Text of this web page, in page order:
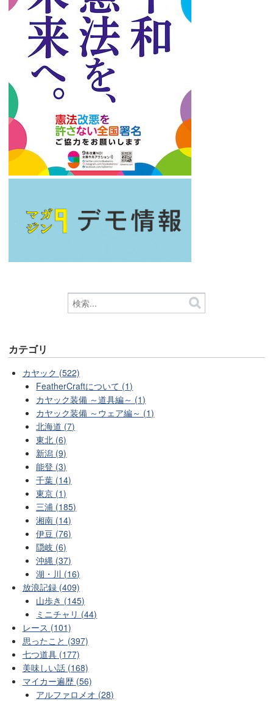
カテゴリ
カヤック (522)
FeatherCraftについて (1)
カヤック装備 ～道具編～ (1)
カヤック装備 ～ウェア編～ (1)
北海道 (7)
東北 (6)
新潟 (9)
能登 (3)
千葉 (14)
東京 (1)
三浦 (185)
湘南 (14)
伊豆 (76)
隠岐 (6)
沖縄 (37)
湖・川 (16)
放浪記録 (409)
山歩き (145)
ミニチャリ (44)
レース (101)
思ったこと (397)
七つ道具 (177)
美味しい話 (168)
マイカー遍歴 (56)
アルファロメオ (28)